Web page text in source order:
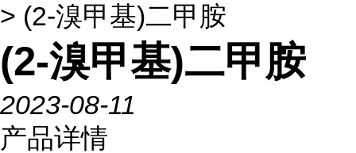
> (2-溴甲基)二甲胺
(2-溴甲基)二甲胺
2023-08-11
产品详情